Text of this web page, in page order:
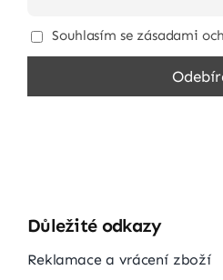
Souhlasím se zásadami
Důležité odkazy
Reklamace a vrácení zboží